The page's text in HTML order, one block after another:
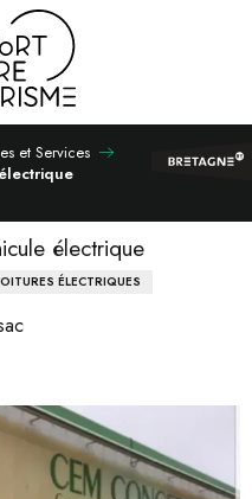
et Services
électrique
ÉLECTRIQUES